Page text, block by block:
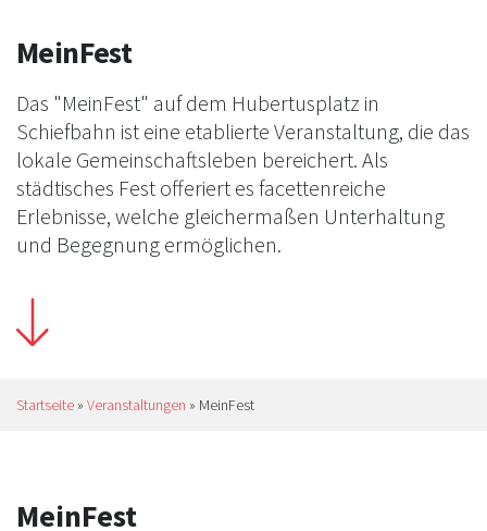
MeinFest
Das "MeinFest" auf dem Hubertusplatz in
Schiefbahn ist eine etablierte Veranstaltung, die das
lokale Gemeinschaftsleben bereichert. Als
städtisches Fest offeriert es facettenreiche
Erlebnisse, welche gleichermaßen Unterhaltung
und Begegnung ermöglichen.
Startseite » Veranstaltungen » MeinFest
MeinFest